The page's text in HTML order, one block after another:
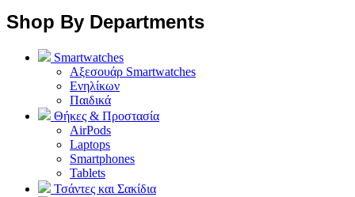
Shop By Departments
Smartwatches
Αξεσουάρ Smartwatches
Ενηλίκων
Παιδικά
Θήκες & Προστασία
AirPods
Laptops
Smartphones
Tablets
Τσάντες και Σακίδια